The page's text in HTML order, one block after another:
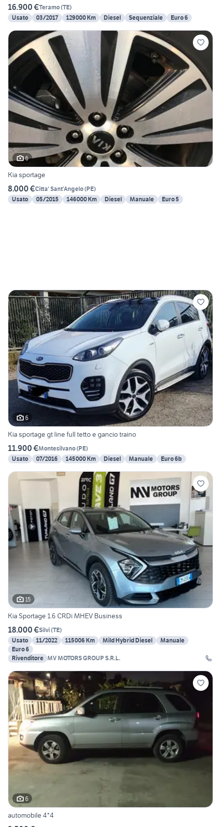
16.900 €Teramo(TE)
Usato
03/2017 129000 Km Diesel Sequenziale Euro 6
6
Kia sportage
8.000 €Citta' Sant'Angelo(PE)
Usato
05/2015 146000 Km Diesel Manuale Euro 5
6
Kia sportage gt line full tetto e gancio traino
11.900 €Montesilvano(PE)
Usato
07/2016 145000 Km Diesel Manuale Euro 6b
15
Kia Sportage 1.6 CRDi MHEV Business
18.000 €Silvi(TE)
Usato
11/2022 115006 Km Mild Hybrid Diesel
Manuale
Euro 6
Rivenditore MV MOTORS GROUP S.R.L.
6
automobile 4*4